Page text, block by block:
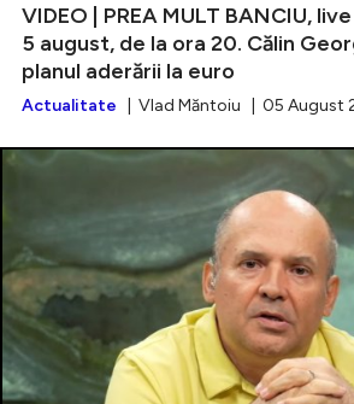
Intră în cont
VIDEO | PREA MULT BANCIU,
5 august, de la ora 20. Călin
planul aderării la euro
Actualitate | Vlad Măntoiu | 05 August